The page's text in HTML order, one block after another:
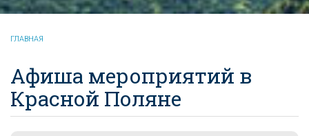
ГЛАВНАЯ
Афиша мероприятий в
Красной Поляне